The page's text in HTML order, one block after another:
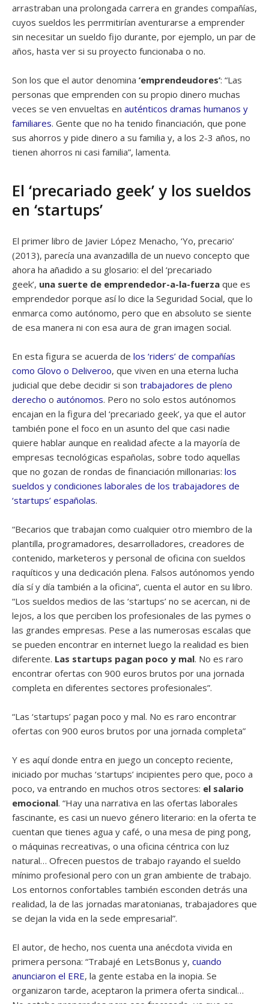
arrastraban una prolongada carrera en grandes compañías,
cuyos sueldos les perrmitirían aventurarse a emprender
sin necesitar un sueldo fijo durante, por ejemplo, un par de
años, hasta ver si su proyecto funcionaba o no.
Son los que el autor denomina ’emprendeudores’: “Las
personas que emprenden con su propio dinero muchas
veces se ven envueltas en auténticos dramas humanos y
familiares. Gente que no ha tenido financiación, que pone
sus ahorros y pide dinero a su familia y, a los 2-3 años, no
tienen ahorros ni casi familia”, lamenta.
El ‘precariado geek’ y los sueldos
en ‘startups’
El primer libro de Javier López Menacho, ‘Yo, precario’
(2013), parecía una avanzadilla de un nuevo concepto que
ahora ha añadido a su glosario: el del ‘precariado
geek’, una suerte de emprendedor-a-la-fuerza que es
emprendedor porque así lo dice la Seguridad Social, que lo
enmarca como autónomo, pero que en absoluto se siente
de esa manera ni con esa aura de gran imagen social.
En esta figura se acuerda de los ‘riders’ de compañías
como Glovo o Deliveroo, que viven en una eterna lucha
judicial que debe decidir si son trabajadores de pleno
derecho o autónomos. Pero no solo estos autónomos
encajan en la figura del ‘precariado geek’, ya que el autor
también pone el foco en un asunto del que casi nadie
quiere hablar aunque en realidad afecte a la mayoría de
empresas tecnológicas españolas, sobre todo aquellas
que no gozan de rondas de financiación millonarias: los
sueldos y condiciones laborales de los trabajadores de
‘startups’ españolas.
“Becarios que trabajan como cualquier otro miembro de la
plantilla, pro­gramadores, desarrolladores, creadores de
contenido, marketeros y personal de oficina con sueldos
raquíticos y una dedicación plena. Falsos autónomos yendo
día sí y día tam­bién a la oficina”, cuenta el autor en su libro.
“Los sueldos medios de las ‘startups’ no se acercan, ni de
lejos, a los que perciben los profesionales de las pymes o
las grandes empresas. Pese a las numerosas escalas que
se pueden encontrar en internet luego la realidad es bien
dife­rente. Las startups pagan poco y mal. No es raro
encontrar ofertas con 900 euros brutos por una jornada
completa en diferentes sectores profesionales”.
“Las ‘startups’ pagan poco y mal. No es raro encontrar
ofertas con 900 euros brutos por una jornada completa”
Y es aquí donde entra en juego un concepto reciente,
iniciado por muchas ‘startups’ incipientes pero que, poco a
poco, va entrando en muchos otros sectores: el salario
emocional. “Hay una narrativa en las ofertas laborales
fascinante, es casi un nuevo género literario: en la oferta te
cuentan que tienes agua y café, o una mesa de ping pong,
o máquinas recreativas, o una oficina céntrica con luz
natural… Ofrecen puestos de trabajo rayando el sueldo
mínimo profesional pero con un gran am­biente de trabajo.
Los entornos confortables también escon­den detrás una
realidad, la de las jornadas maratonianas, trabajadores que
se dejan la vida en la sede empresarial”.
El autor, de hecho, nos cuenta una anécdota vivida en
primera persona: “Trabajé en LetsBonus y, cuando
anunciaron el ERE, la gente estaba en la inopia. Se
organizaron tarde, aceptaron la primera oferta sindical…